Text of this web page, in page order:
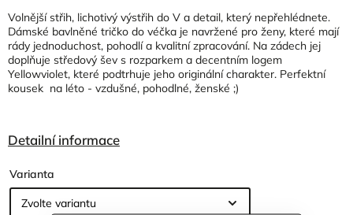
Volnější střih, lichotivý výstřih do V a detail, který nepřehlédnete.
Dámské bavlněné tričko do véčka je navržené pro ženy, které mají
rády jednoduchost, pohodlí a kvalitní zpracování. Na zádech jej
doplňuje středový šev s rozparkem a decentním logem
Yellowviolet, které podtrhuje jeho originální charakter. Perfektní
kousek na léto - vzdušné, pohodlné, ženské ;)
Detailní informace
Varianta